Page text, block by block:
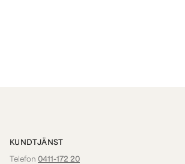
KUNDTJÄNST
Telefon 0411-172 20